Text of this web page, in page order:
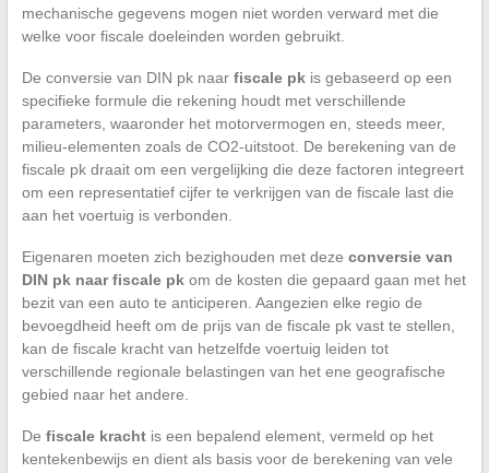
mechanische gegevens mogen niet worden verward met die
welke voor fiscale doeleinden worden gebruikt.
De conversie van DIN pk naar fiscale pkis gebaseerd op een
specifieke formule die rekening houdt met verschillende
parameters, waaronder het motorvermogen en, steeds meer,
milieu-elementen zoals de CO2-uitstoot. De berekening van de
fiscale pk draait om een vergelijking die deze factoren integreert
om een representatief cijfer te verkrijgen van de fiscale last die
aan het voertuig is verbonden.
Eigenaren moeten zich bezighouden met deze conversie van
DIN pk naar fiscale pkom de kosten die gepaard gaan met het
bezit van een auto te anticiperen. Aangezien elke regio de
bevoegdheid heeft om de prijs van de fiscale pk vast te stellen,
kan de fiscale kracht van hetzelfde voertuig leiden tot
verschillende regionale belastingen van het ene geografische
gebied naar het andere.
De fiscale krachtis een bepalend element, vermeld op het
kentekenbewijs en dient als basis voor de berekening van vele